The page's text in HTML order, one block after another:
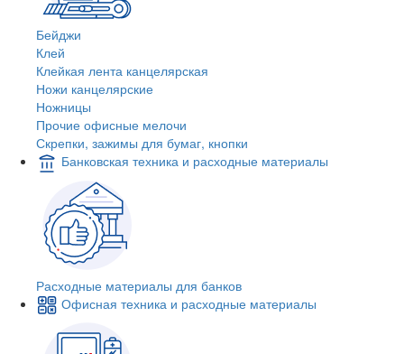
Бейджи
Клей
Клейкая лента канцелярская
Ножи канцелярские
Ножницы
Прочие офисные мелочи
Скрепки, зажимы для бумаг, кнопки
Банковская техника и расходные материалы
Расходные материалы для банков
Офисная техника и расходные материалы